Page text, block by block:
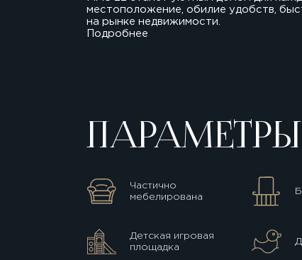
местоположение, обилие удобств,
на рынке недвижимости.
Подробнее
Частично
мебелирована
Детская игровая
площадка